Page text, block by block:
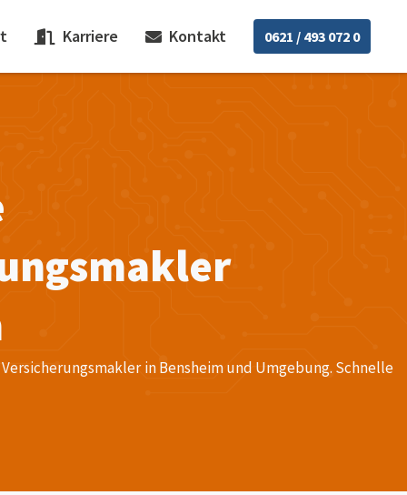
Karriere Kontakt 0621 / 493 072 0
in Bensheim und Umgebung. Schnelle